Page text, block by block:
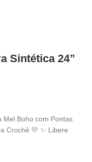
Sintética 24”
Mel Boho com Pontas
Crochê 💛 ✨ Libere